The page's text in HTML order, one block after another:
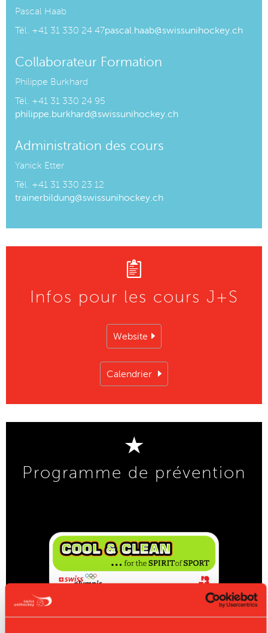
Pascal Haab
Tél. +41 31 330 24 47pascal.haab@swissunihockey.ch
Collaborateur Formation
Philippe Burkhard
Tél. +41 31 330 24 95
philippe.burkhard@swissunihockey.ch
Administration des cours
Yanick Etter
Tél. +41 31 330 23 12
trainerbildung@swissunihockey.ch
Infos pour les cours J+S
Website
Calendrier
Programme de prévention